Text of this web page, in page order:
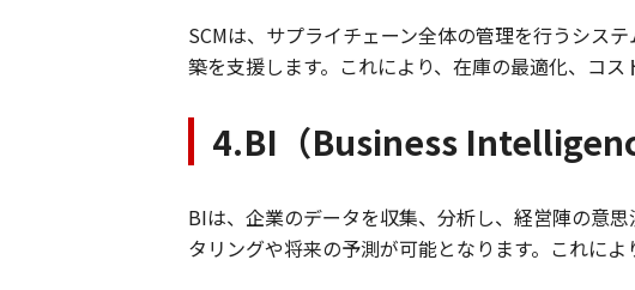
SCMは、サプライチェーン全体の管理を行うシス
築を支援します。これにより、在庫の最適化、コス
4.BI（Business
BIは、企業のデータを収集、分析し、経営陣の意
タリングや将来の予測が可能となります。これによ